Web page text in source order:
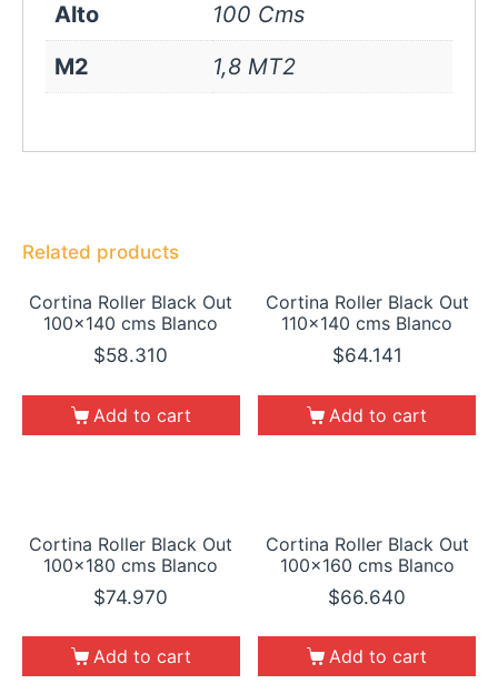
Alto
100 Cms
M2
1,8 MT2
Related products
Cortina Roller Black Out
100×140 cms Blanco
$58.310
Add to cart
Cortina Roller Black Out
110×140 cms Blanco
$64.141
Add to cart
Cortina Roller Black Out
100×180 cms Blanco
$74.970
Add to cart
Cortina Roller Black Out
100×160 cms Blanco
$66.640
Add to cart